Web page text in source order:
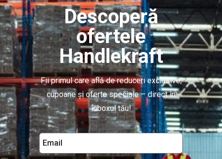
Rafturi de mijloc (gondolă) pentru magazin
Rafturi fructe si legume
Coșuri promoționale
Rafturi pâine și patiserie
Tejghele magazin
Echipamente de ridicat si manipulat
Transpaleți electrici (lize electrice)
Transpaleți electrici cu catarg (lize electrice cu catarg)
Stivuitoare electrice noi
Transpaleți manuali
Descoperă
ofertele
Handlekraft
Fii primul care află de reduceri exclusive,
cupoane și oferte speciale – direct în
inboxul tău!